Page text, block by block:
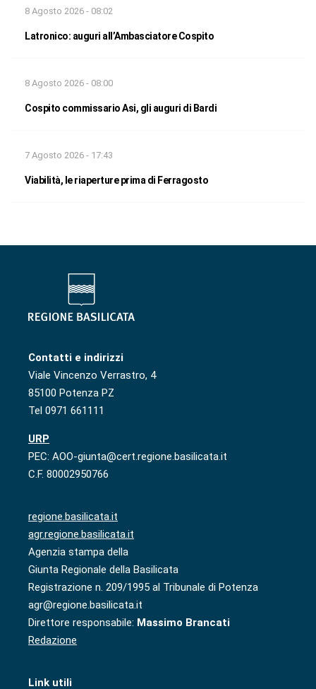
8 Agosto 2026 - 08:02
Latronico: auguri all’Ambasciatore Cospito
8 Agosto 2026 - 08:00
Cospito commissario Asi, gli auguri di Bardi
7 Agosto 2026 - 17:43
Viabilità, le riaperture prima di Ferragosto
Contatti e indirizzi
Viale Vincenzo Verrastro, 4
85100 Potenza PZ
Tel 0971 661111
URP
PEC: AOO-giunta@cert.regione.basilicata.it
C.F. 80002950766
regione.basilicata.it
agr.regione.basilicata.it
Agenzia stampa della
Giunta Regionale della Basilicata
Registrazione n. 209/1995 al Tribunale di Potenza
agr@regione.basilicata.it
Direttore responsabile: Massimo Brancati
Redazione
Link utili